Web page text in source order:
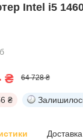
Intel i5
₴ 64 728 ₴
₴
Доставка